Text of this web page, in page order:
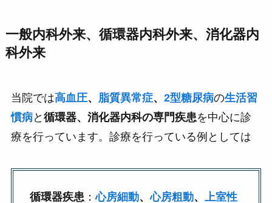
一般内科外来、循環器内科外来、消化器内
科外来
当院では高血圧、 脂質異常症、 2型糖尿病の生活習
慣病と 循環器、消化器内科の専門疾患を中心に診
療を行っています。診療を行っている例としては
循環器疾患 ：心房細動、心房粗動、
上室性